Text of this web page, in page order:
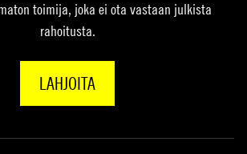
toimija, joka ei ota vastaan julkista
rahoitusta.
LAHJOITA